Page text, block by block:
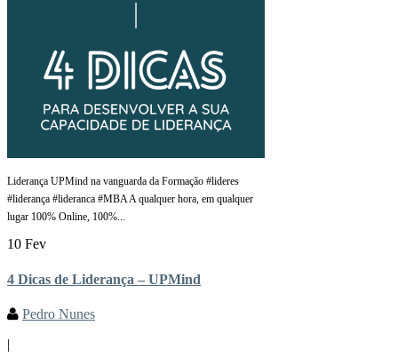
Liderança UPMind na vanguarda da Formação #lideres
#liderança #lideranca #MBA A qualquer hora, em qualquer
lugar 100% Online, 100%...
10 Fev
4 Dicas de Liderança – UPMind
Pedro Nunes
|